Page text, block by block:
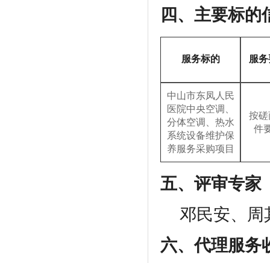
四、主要标的
服务标的 服
中山市东凤人民
医院中央空调、
分体空调、热水
系统设备维护保
养服务采购项目
按磋
件
五、评审专家
邓民安、周
六、代理服务